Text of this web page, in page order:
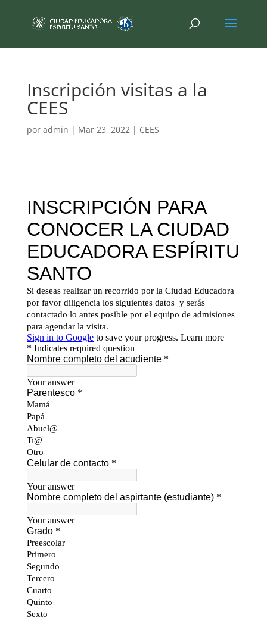
Inscripción visitas a la
CEES
por admin | Mar 23, 2022| CEES